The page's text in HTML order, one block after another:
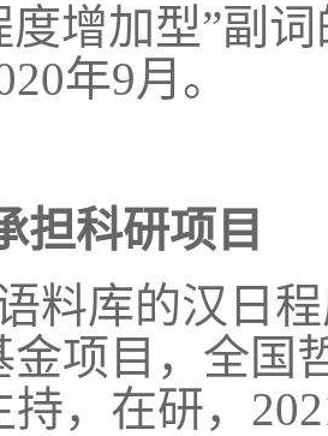
度增加型”副
年9月。
担科研项目
料库的汉日
金项目，全国
持，在研，20